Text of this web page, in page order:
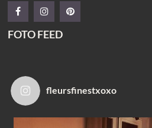
FOTO FEED
fleursfinestxoxo